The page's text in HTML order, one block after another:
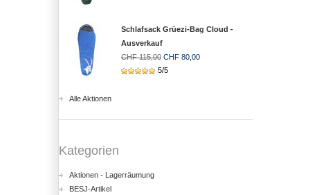
Schlafsack Grüezi-Bag Cloud -
Ausverkauf
CHF 115,00 CHF 80,00
5/5
Alle Aktionen
Kategorien
Aktionen - Lagerräumung
BESJ-Artikel